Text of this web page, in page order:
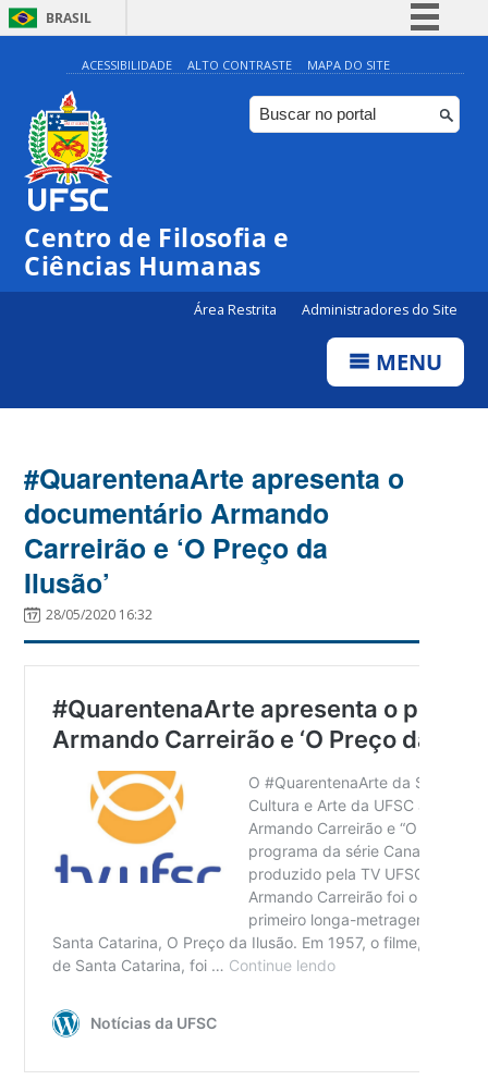
BRASIL
Simplifique!
Comunica BR
Participe
ACESSIBILIDADE ALTO CONTRASTE MAPA DO SITE
Centro de Filosofia e
Ciências Humanas
Área Restrita Administradores do Site
MENU
#QuarentenaArte apresenta o
documentário Armando
Carreirão e ‘O Preço da
Ilusão’
28/05/2020 16:32